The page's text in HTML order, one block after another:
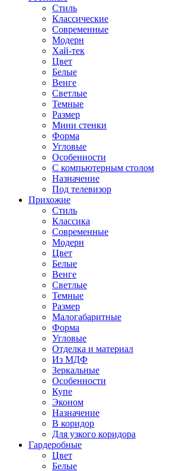
Стиль
Классические
Современные
Модерн
Хай-тек
Цвет
Белые
Венге
Светлые
Темные
Размер
Мини стенки
Форма
Угловые
Особенности
С компьютерным столом
Назначение
Под телевизор
Прихожие
Стиль
Классика
Современные
Модерн
Цвет
Белые
Венге
Светлые
Темные
Размер
Малогабаритные
Форма
Угловые
Отделка и материал
Из МДФ
Зеркальные
Особенности
Купе
Эконом
Назначение
В коридор
Для узкого коридора
Гардеробные
Цвет
Белые